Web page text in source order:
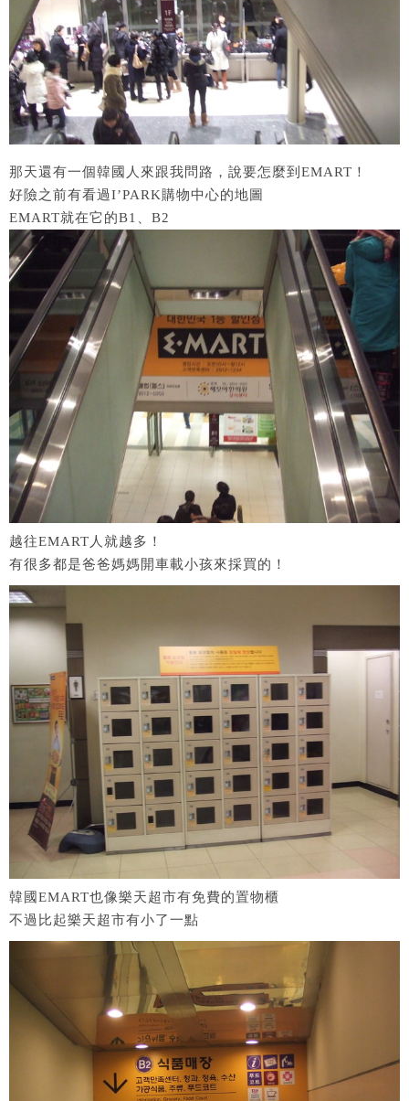
那天還有一個韓國人來跟我問路，說要怎麼到EMART！
好險之前有看過I’PARK購物中心的地圖
EMART就在它的B1、B2
越往EMART人就越多！
有很多都是爸爸媽媽開車載小孩來採買的！
韓國EMART也像樂天超市有免費的置物櫃
不過比起樂天超市有小了一點